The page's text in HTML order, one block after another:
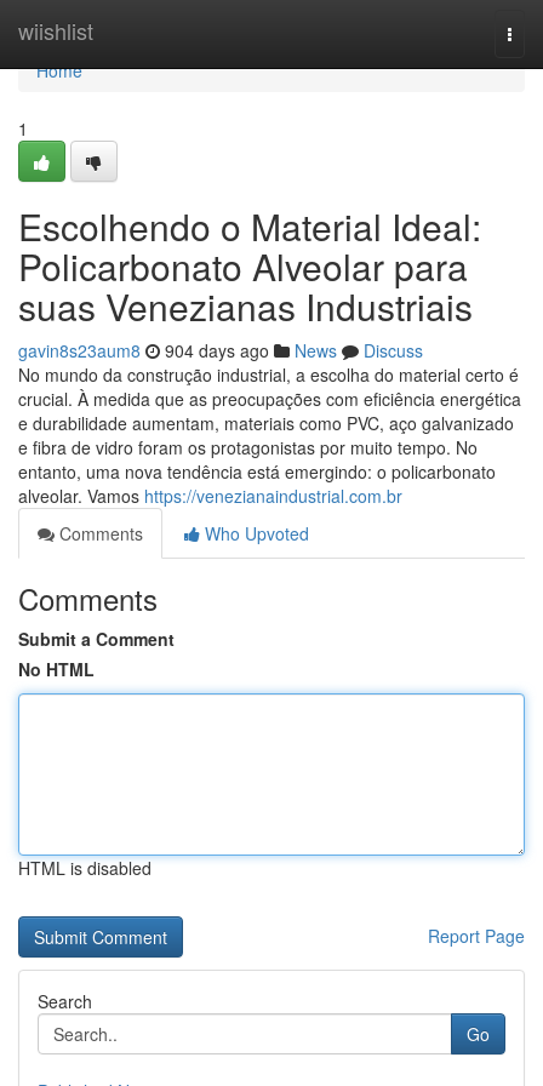
wiishlist
Home
Home
1
Escolhendo o Material Ideal:
Policarbonato Alveolar para
suas Venezianas Industriais
gavin8s23aum8 904 days ago News
Discuss
No mundo da construção industrial, a escolha do material certo é
crucial. À medida que as preocupações com eficiência energética
e durabilidade aumentam, materiais como PVC, aço galvanizado
e fibra de vidro foram os protagonistas por muito tempo. No
entanto, uma nova tendência está emergindo: o policarbonato
alveolar. Vamos https://venezianaindustrial.com.br
Comments
Who Upvoted
Comments
Submit a Comment
No HTML
HTML is disabled
Report Page
Search
Go